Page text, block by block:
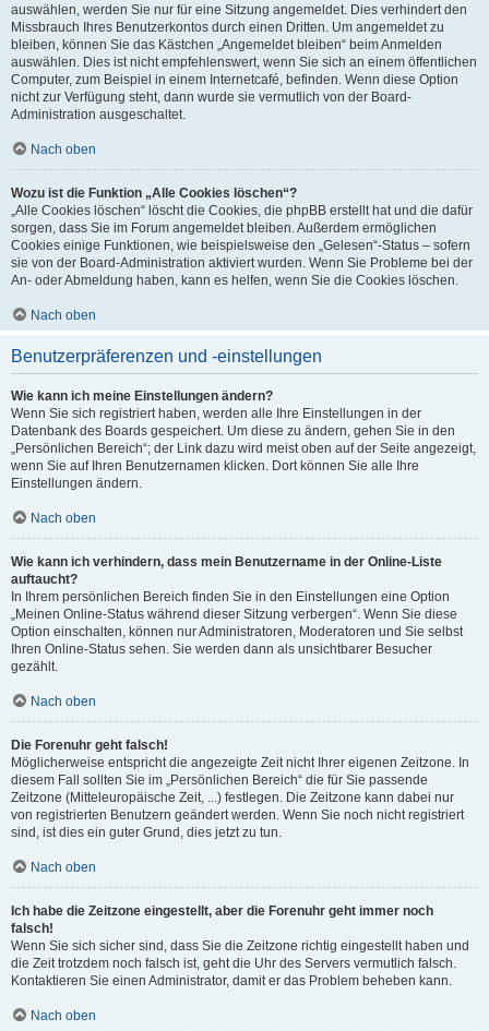
auswählen, werden Sie nur für eine Sitzung angemeldet. Dies verhindert den
Missbrauch Ihres Benutzerkontos durch einen Dritten. Um angemeldet zu
bleiben, können Sie das Kästchen „Angemeldet bleiben“ beim Anmelden
auswählen. Dies ist nicht empfehlenswert, wenn Sie sich an einem öffentlichen
Computer, zum Beispiel in einem Internetcafé, befinden. Wenn diese Option
nicht zur Verfügung steht, dann wurde sie vermutlich von der Board-
Administration ausgeschaltet.
Nach oben
Wozu ist die Funktion „Alle Cookies löschen“?
„Alle Cookies löschen“ löscht die Cookies, die phpBB erstellt hat und die dafür
sorgen, dass Sie im Forum angemeldet bleiben. Außerdem ermöglichen
Cookies einige Funktionen, wie beispielsweise den „Gelesen“-Status – sofern
sie von der Board-Administration aktiviert wurden. Wenn Sie Probleme bei der
An- oder Abmeldung haben, kann es helfen, wenn Sie die Cookies löschen.
Nach oben
Benutzerpräferenzen und -einstellungen
Wie kann ich meine Einstellungen ändern?
Wenn Sie sich registriert haben, werden alle Ihre Einstellungen in der
Datenbank des Boards gespeichert. Um diese zu ändern, gehen Sie in den
„Persönlichen Bereich“; der Link dazu wird meist oben auf der Seite angezeigt,
wenn Sie auf Ihren Benutzernamen klicken. Dort können Sie alle Ihre
Einstellungen ändern.
Nach oben
Wie kann ich verhindern, dass mein Benutzername in der Online-Liste
auftaucht?
In Ihrem persönlichen Bereich finden Sie in den Einstellungen eine Option
„Meinen Online-Status während dieser Sitzung verbergen“. Wenn Sie diese
Option einschalten, können nur Administratoren, Moderatoren und Sie selbst
Ihren Online-Status sehen. Sie werden dann als unsichtbarer Besucher
gezählt.
Nach oben
Die Forenuhr geht falsch!
Möglicherweise entspricht die angezeigte Zeit nicht Ihrer eigenen Zeitzone. In
diesem Fall sollten Sie im „Persönlichen Bereich“ die für Sie passende
Zeitzone (Mitteleuropäische Zeit, ...) festlegen. Die Zeitzone kann dabei nur
von registrierten Benutzern geändert werden. Wenn Sie noch nicht registriert
sind, ist dies ein guter Grund, dies jetzt zu tun.
Nach oben
Ich habe die Zeitzone eingestellt, aber die Forenuhr geht immer noch
falsch!
Wenn Sie sich sicher sind, dass Sie die Zeitzone richtig eingestellt haben und
die Zeit trotzdem noch falsch ist, geht die Uhr des Servers vermutlich falsch.
Kontaktieren Sie einen Administrator, damit er das Problem beheben kann.
Nach oben